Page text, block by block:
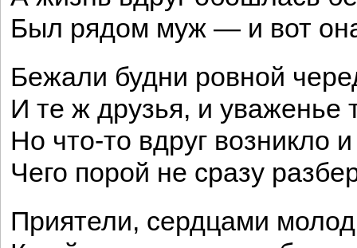
Был рядом муж — и вот
Бежали будни ровной
И те ж друзья, и уваженье
Но что-то вдруг возникло
Чего порой не сразу
Приятели, сердцами